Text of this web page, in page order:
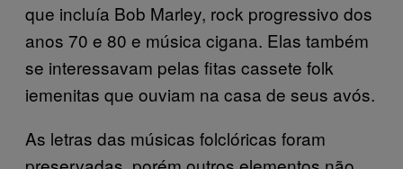
que incluía Bob Marley, rock progressivo dos
anos 70 e 80 e música cigana. Elas também
se interessavam pelas fitas cassete folk
iemenitas que ouviam na casa de seus avós.
As letras das músicas folclóricas foram